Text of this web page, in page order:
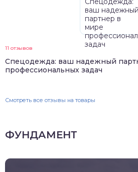
11 отзывов
Спецодежда: ваш надежный
профессиональных задач
Смотреть все отзывы на товары
ФУНДАМЕНТ